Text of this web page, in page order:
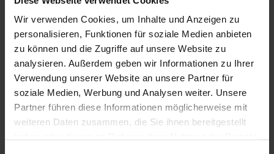
Wir verwenden Cookies, um Inhalte und Anzeigen zu
personalisieren, Funktionen für soziale Medien anbieten
zu können und die Zugriffe auf unsere Website zu
analysieren. Außerdem geben wir Informationen zu Ihrer
Verwendung unserer Website an unsere Partner für
soziale Medien, Werbung und Analysen weiter. Unsere
Partner führen diese Informationen möglicherweise mit
weiteren Daten zusammen, die Sie ihnen bereitgestellt
Bali Jungle
117,00 €